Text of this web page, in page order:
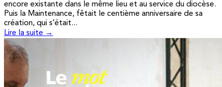
encore existante dans le même lieu et au service du diocèse.
Puis la Maintenance, fêtait le centième anniversaire de sa
création, qui s’était...
Lire la suite →